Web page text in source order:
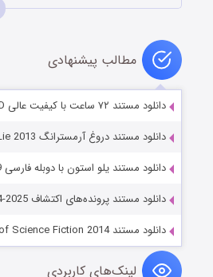
مطالب پیشنهادی
دانلود مستند ۷۲ ساعت با کیفیت عالی Full HD
دانلود مستند دروغ آرمسترانگ The Armstrong Lie 2013
دانلود مستند یلو استون با دوبله فارسی Yellowstone 2009
دانلود مستند پرونده‌های اکتشاف Expedition Files 2024-2025
دانلود مستند The Real History of Science Fiction 2014
لینک‌های کاربردی